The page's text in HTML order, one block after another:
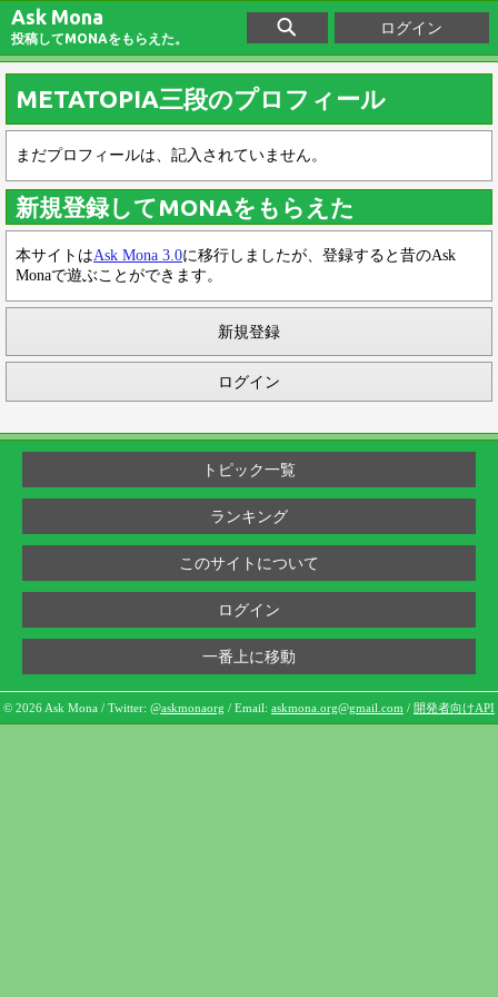
Ask Mona
投稿してMONAをもらえた。
ログイン
METATOPIA三段のプロフィール
まだプロフィールは、記入されていません。
新規登録してMONAをもらえた
本サイトはAsk Mona 3.0に移行しましたが、登録すると昔のAsk
Monaで遊ぶことができます。
新規登録
ログイン
トピック一覧
ランキング
このサイトについて
ログイン
一番上に移動
© 2026 Ask Mona / Twitter: @askmonaorg / Email: askmona.org@gmail.com / 開発者向けAPI